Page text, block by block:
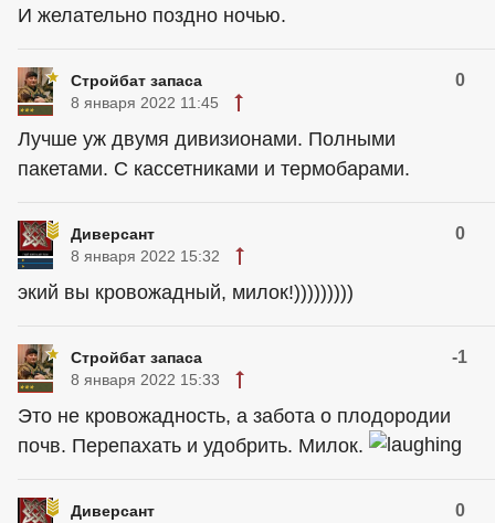
И желательно поздно ночью.
Стройбат запаса 0
8 января 2022 11:45
Лучше уж двумя дивизионами. Полными
пакетами. С кассетниками и термобарами.
Диверcант 0
8 января 2022 15:32
экий вы кровожадный, милок!)))))))))
Стройбат запаса -1
8 января 2022 15:33
Это не кровожадность, а забота о плодородии
почв. Перепахать и удобрить. Милок.
Диверcант 0